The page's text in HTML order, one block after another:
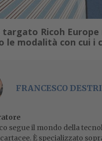
Ricoh
le modalità con cui i
FRANCESCO DESTRI
segue il mondo della
È specializzato